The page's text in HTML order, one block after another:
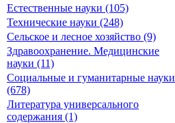
Естественные науки (105)
Технические науки (248)
Сельское и лесное хозяйство (9)
Здравоохранение. Медицинские
науки (11)
Социальные и гуманитарные науки
(678)
Литература универсального
содержания (1)